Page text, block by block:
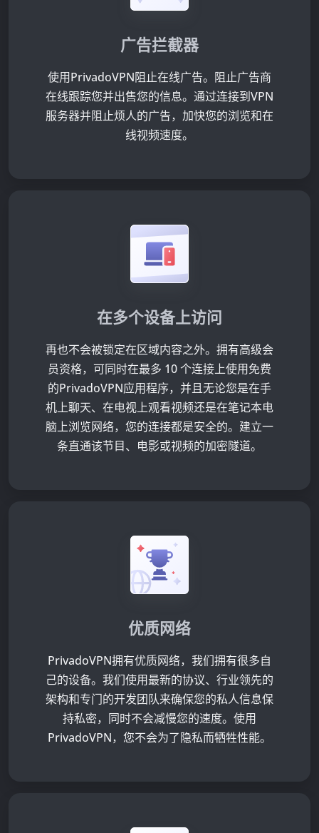
广告拦截器
使用PrivadoVPN阻止在线广告。阻止广告商
在线跟踪您并出售您的信息。通过连接到VPN
服务器并阻止烦人的广告，加快您的浏览和在
线视频速度。
在多个设备上访问
再也不会被锁定在区域内容之外。拥有高级会
员资格，可同时在最多 10 个连接上使用免费
的PrivadoVPN应用程序，并且无论您是在手
机上聊天、在电视上观看视频还是在笔记本电
脑上浏览网络，您的连接都是安全的。建立一
条直通该节目、电影或视频的加密隧道。
优质网络
PrivadoVPN拥有优质网络，我们拥有很多自
己的设备。我们使用最新的协议、行业领先的
架构和专门的开发团队来确保您的私人信息保
持私密，同时不会减慢您的速度。使用
PrivadoVPN，您不会为了隐私而牺牲性能。